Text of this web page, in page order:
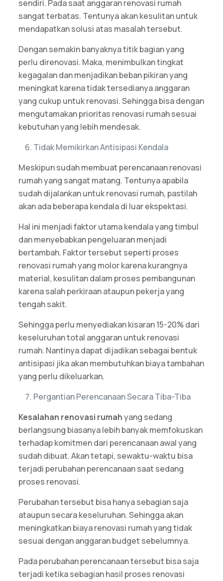
sendiri. Pada saat anggaran renovasi rumah
sangat terbatas. Tentunya akan kesulitan untuk
mendapatkan solusi atas masalah tersebut.
Dengan semakin banyaknya titik bagian yang
perlu direnovasi. Maka, menimbulkan tingkat
kegagalan dan menjadikan beban pikiran yang
meningkat karena tidak tersedianya anggaran
yang cukup untuk renovasi. Sehingga bisa dengan
mengutamakan prioritas renovasi rumah sesuai
kebutuhan yang lebih mendesak.
Tidak Memikirkan Antisipasi Kendala
Meskipun sudah membuat perencanaan renovasi
rumah yang sangat matang. Tentunya apabila
sudah dijalankan untuk renovasi rumah, pastilah
akan ada beberapa kendala di luar ekspektasi.
Hal ini menjadi faktor utama kendala yang timbul
dan menyebabkan pengeluaran menjadi
bertambah. Faktor tersebut seperti proses
renovasi rumah yang molor karena kurangnya
material, kesulitan dalam proses pembangunan
karena salah perkiraan ataupun pekerja yang
tengah sakit.
Sehingga perlu menyediakan kisaran 15-20% dari
keseluruhan total anggaran untuk renovasi
rumah. Nantinya dapat dijadikan sebagai bentuk
antisipasi jika akan membutuhkan biaya tambahan
yang perlu dikeluarkan.
Pergantian Perencanaan Secara Tiba-Tiba
Kesalahan renovasi rumahyang sedang
berlangsung biasanya lebih banyak memfokuskan
terhadap komitmen dari perencanaan awal yang
sudah dibuat. Akan tetapi, sewaktu-waktu bisa
terjadi perubahan perencanaan saat sedang
proses renovasi.
Perubahan tersebut bisa hanya sebagian saja
ataupun secara keseluruhan. Sehingga akan
meningkatkan biaya renovasi rumah yang tidak
sesuai dengan anggaran budget sebelumnya.
Pada perubahan perencanaan tersebut bisa saja
terjadi ketika sebagian hasil proses renovasi